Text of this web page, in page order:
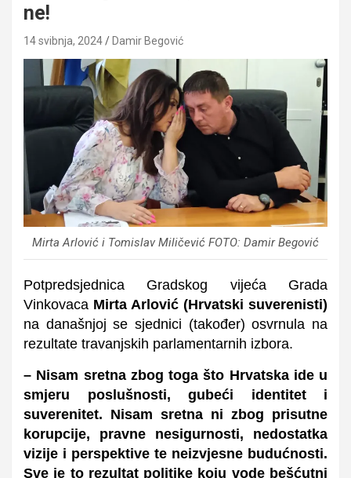
ne!
14 svibnja, 2024 Damir Begović
Mirta Arlović i Tomislav Miličević FOTO: Damir Begović
Potpredsjednica Gradskog vijeća Grada
Vinkovaca Mirta Arlović (Hrvatski suverenisti)
na današnjoj se sjednici (također) osvrnula na
rezultate travanjskih parlamentarnih izbora.
– Nisam sretna zbog toga što Hrvatska ide u
smjeru poslušnosti, gubeći identitet i
suverenitet. Nisam sretna ni zbog prisutne
korupcije, pravne nesigurnosti, nedostatka
vizije i perspektive te neizvjesne budućnosti.
Sve je to rezultat politike koju vode bešćutni